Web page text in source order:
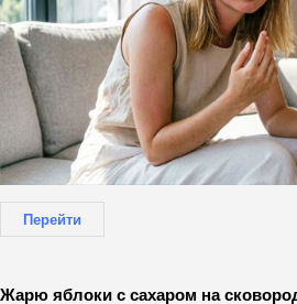
Перейти
Жарю яблоки с сахаром на